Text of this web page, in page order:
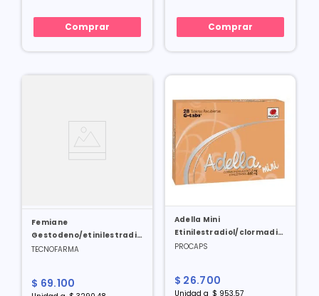
Comprar Comprar
Femiane
Gestodeno/etinilestradiol
75/20 Mcg X 21 Tabl
TECNOFARMA
$ 69.100
Adella Mini
Etinilestradiol/clormadinona
0.02/2 Mg X 28 Tabl
PROCAPS
$ 26.700
Unidad a $ 953,57